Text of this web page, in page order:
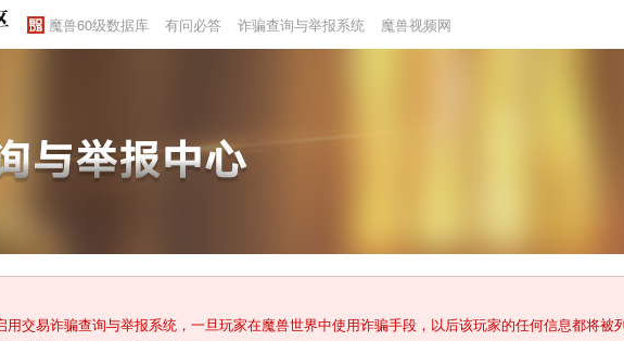
魔兽60级数据库 有问必答 诈骗查询与举报系统 魔兽视频网
用交易诈骗查询与举报系统，一旦玩家在魔兽世界中使用诈骗手段，以后该玩家的任何信息都将